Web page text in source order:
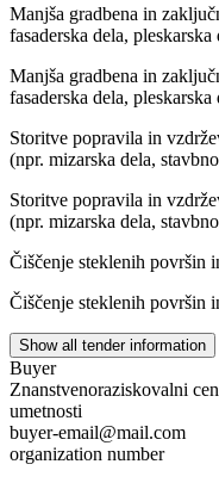
Manjša gradbena in
fasaderska dela, pleskarska
Manjša gradbena in
fasaderska dela, pleskarska
Storitve popravila in
(npr. mizarska dela,
Storitve popravila in
(npr. mizarska dela,
Čiščenje steklenih površin
Čiščenje steklenih površin
Show all tender information
Buyer
Znanstvenoraziskovalni
umetnosti
buyer-email@mail.com
organization number